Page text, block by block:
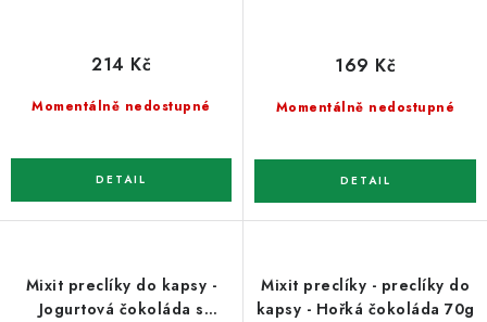
Momentálně nedostupné
214 Kč
Momentálně nedostupné
169 Kč
Mixit preclíky do kapsy -
Jogurtová čokoláda s
Mixit preclíky - preclíky do
kapsy - Hořká čokoláda 70g